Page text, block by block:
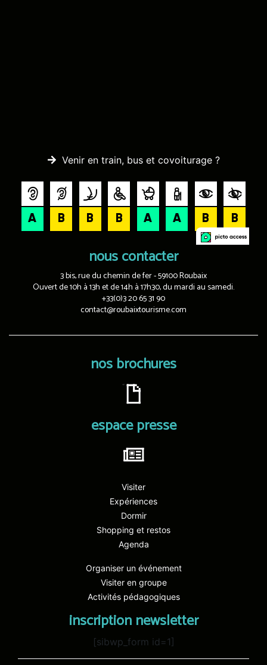
Venir en train, bus et covoiturage ?
nous contacter
3 bis, rue du chemin de fer - 59100 Roubaix
Ouvert de 10h à 13h et de 14h à 17h30, du mardi au samedi.
+33(0)3 20 65 31 90
contact@roubaixtourisme.com
nos brochures
espace presse
Visiter
Expériences
Dormir
Shopping et restos
Agenda
Organiser un événement
Visiter en groupe
Activités pédagogiques
inscription newsletter
[sibwp_form id=1]